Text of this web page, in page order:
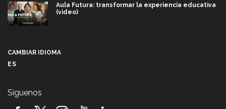
Aula Futura: transformar la experiencia educativa
(video)
CAMBIAR IDIOMA
ES
Síguenos